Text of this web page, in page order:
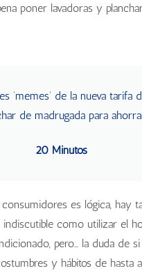
poner lavadoras y
‘memes’ de la nueva tarifa
de madrugada para
20 Minutos
es lógica, hay
como utilizar el
pero… la duda de
y hábitos de hasta